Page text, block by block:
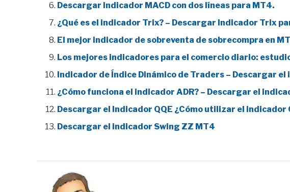
Descargar Indicador MACD con dos líneas para MT4.
¿Qué es el indicador Trix? – Descargar Indicador Trix
El mejor indicador de sobreventa de sobrecompra en
Los mejores indicadores para el comercio diario:
Indicador de Índice Dinámico de Traders – Descargar el
¿Cómo funciona el indicador ADR? – Descargar el
Descargar el Indicador QQE ¿Cómo utilizar el indicador
Descargar el indicador Swing ZZ MT4